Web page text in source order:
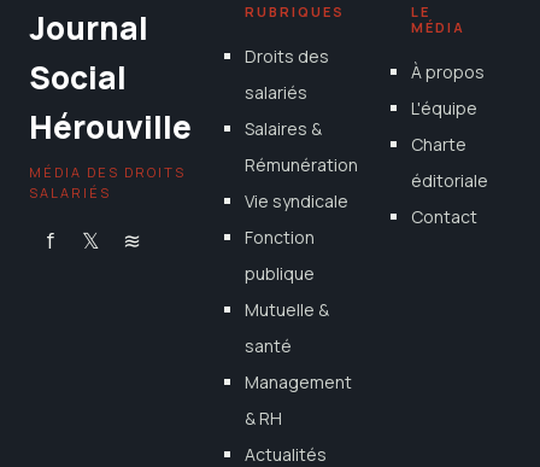
Journal
Social
Hérouville
MÉDIA DES DROITS
SALARIÉS
f 𝕏 ≋
RUBRIQUES
Droits des
salariés
Salaires &
Rémunération
Vie syndicale
Fonction
publique
Mutuelle &
santé
Management
& RH
Actualités
LE
MÉDIA
À propos
L'équipe
Charte
éditoriale
Contact